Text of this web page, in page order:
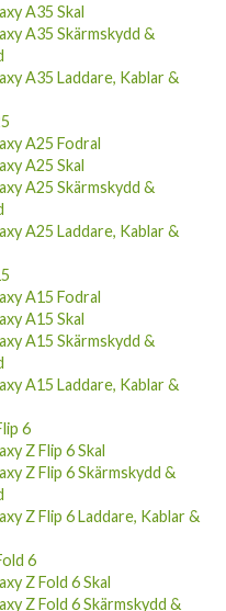
A35 Skal
A35 Skärmskydd &
A35 Laddare, Kablar &
A25 Fodral
A25 Skal
A25 Skärmskydd &
A25 Laddare, Kablar &
A15 Fodral
A15 Skal
A15 Skärmskydd &
A15 Laddare, Kablar &
6
Z Flip 6 Skal
Z Flip 6 Skärmskydd &
Z Flip 6 Laddare, Kablar &
6
Z Fold 6 Skal
Z Fold 6 Skärmskydd &